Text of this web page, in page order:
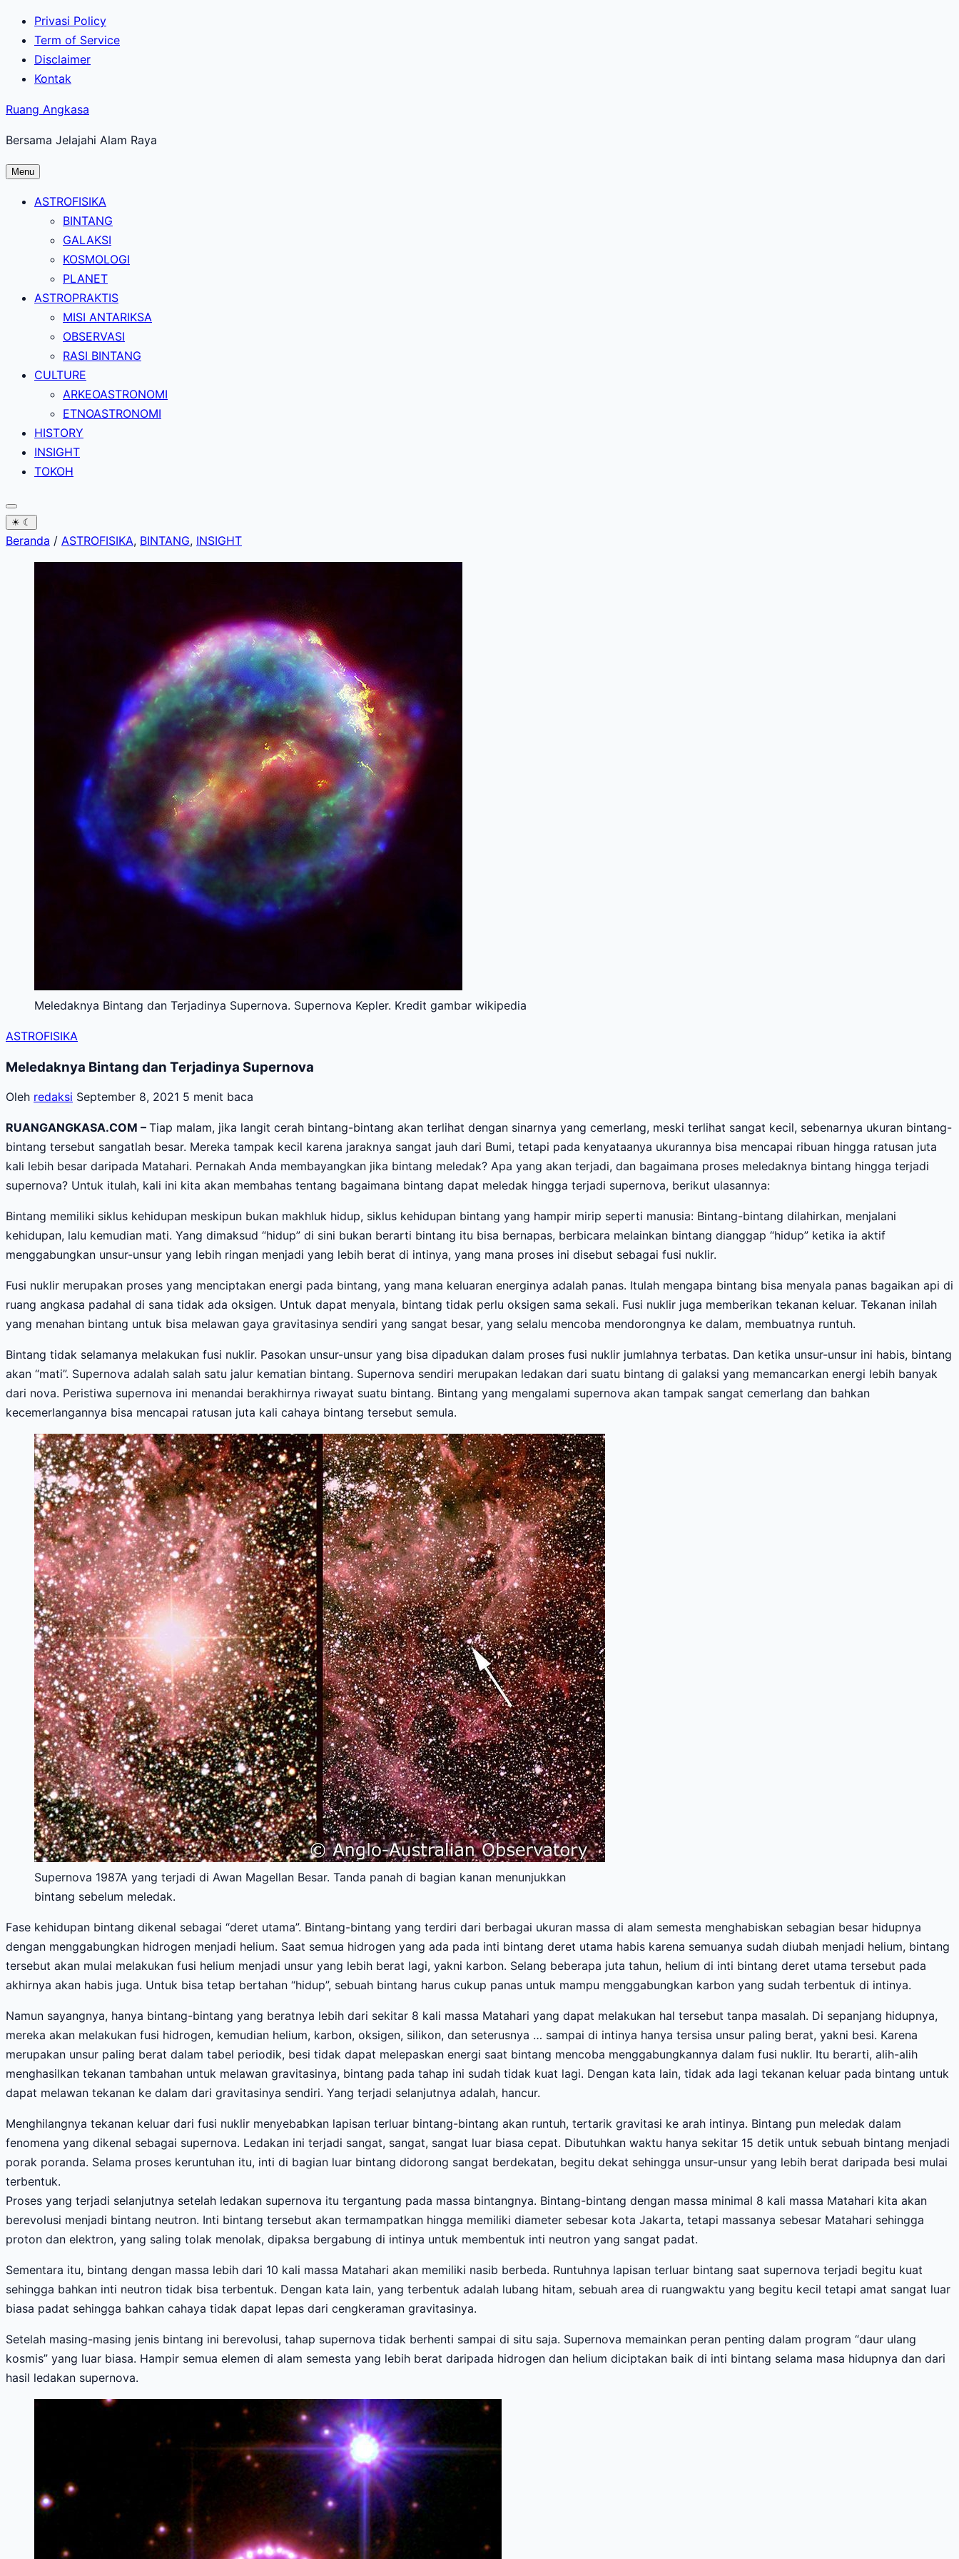
Lewati
konten
utama
Privasi Policy
Term of Service
Disclaimer
Kontak
Ruang Angkasa
Bersama Jelajahi Alam Raya
Menu
ASTROFISIKA
BINTANG
GALAKSI
KOSMOLOGI
PLANET
ASTROPRAKTIS
MISI ANTARIKSA
OBSERVASI
RASI BINTANG
CULTURE
ARKEOASTRONOMI
ETNOASTRONOMI
HISTORY
INSIGHT
TOKOH
☀ ☾
Beranda / ASTROFISIKA, BINTANG, INSIGHT
Meledaknya Bintang dan Terjadinya Supernova. Supernova Kepler. Kredit gambar wikipedia
ASTROFISIKA
Meledaknya Bintang dan Terjadinya Supernova
Oleh redaksi September 8, 2021 5 menit baca
RUANGANGKASA.COM – Tiap malam, jika langit cerah bintang-bintang akan terlihat dengan sinarnya yang cemerlang, meski terlihat sangat kecil, sebenarnya ukuran bintang-
bintang tersebut sangatlah besar. Mereka tampak kecil karena jaraknya sangat jauh dari Bumi, tetapi pada kenyataanya ukurannya bisa mencapai ribuan hingga ratusan juta
kali lebih besar daripada Matahari. Pernakah Anda membayangkan jika bintang meledak? Apa yang akan terjadi, dan bagaimana proses meledaknya bintang hingga terjadi
supernova? Untuk itulah, kali ini kita akan membahas tentang bagaimana bintang dapat meledak hingga terjadi supernova, berikut ulasannya:
Bintang memiliki siklus kehidupan meskipun bukan makhluk hidup, siklus kehidupan bintang yang hampir mirip seperti manusia: Bintang-bintang dilahirkan, menjalani
kehidupan, lalu kemudian mati. Yang dimaksud “hidup” di sini bukan berarti bintang itu bisa bernapas, berbicara melainkan bintang dianggap “hidup” ketika ia aktif
menggabungkan unsur-unsur yang lebih ringan menjadi yang lebih berat di intinya, yang mana proses ini disebut sebagai fusi nuklir.
Fusi nuklir merupakan proses yang menciptakan energi pada bintang, yang mana keluaran energinya adalah panas. Itulah mengapa bintang bisa menyala panas bagaikan api di
ruang angkasa padahal di sana tidak ada oksigen. Untuk dapat menyala, bintang tidak perlu oksigen sama sekali. Fusi nuklir juga memberikan tekanan keluar. Tekanan inilah
yang menahan bintang untuk bisa melawan gaya gravitasinya sendiri yang sangat besar, yang selalu mencoba mendorongnya ke dalam, membuatnya runtuh.
Bintang tidak selamanya melakukan fusi nuklir. Pasokan unsur-unsur yang bisa dipadukan dalam proses fusi nuklir jumlahnya terbatas. Dan ketika unsur-unsur ini habis, bintang
akan “mati”. Supernova adalah salah satu jalur kematian bintang. Supernova sendiri merupakan ledakan dari suatu bintang di galaksi yang memancarkan energi lebih banyak
dari nova. Peristiwa supernova ini menandai berakhirnya riwayat suatu bintang. Bintang yang mengalami supernova akan tampak sangat cemerlang dan bahkan
kecemerlangannya bisa mencapai ratusan juta kali cahaya bintang tersebut semula.
Supernova 1987A yang terjadi di Awan Magellan Besar. Tanda panah di bagian kanan menunjukkan
bintang sebelum meledak.
Fase kehidupan bintang dikenal sebagai “deret utama”. Bintang-bintang yang terdiri dari berbagai ukuran massa di alam semesta menghabiskan sebagian besar hidupnya
dengan menggabungkan hidrogen menjadi helium. Saat semua hidrogen yang ada pada inti bintang deret utama habis karena semuanya sudah diubah menjadi helium, bintang
tersebut akan mulai melakukan fusi helium menjadi unsur yang lebih berat lagi, yakni karbon. Selang beberapa juta tahun, helium di inti bintang deret utama tersebut pada
akhirnya akan habis juga. Untuk bisa tetap bertahan “hidup”, sebuah bintang harus cukup panas untuk mampu menggabungkan karbon yang sudah terbentuk di intinya.
Namun sayangnya, hanya bintang-bintang yang beratnya lebih dari sekitar 8 kali massa Matahari yang dapat melakukan hal tersebut tanpa masalah. Di sepanjang hidupnya,
mereka akan melakukan fusi hidrogen, kemudian helium, karbon, oksigen, silikon, dan seterusnya … sampai di intinya hanya tersisa unsur paling berat, yakni besi. Karena
merupakan unsur paling berat dalam tabel periodik, besi tidak dapat melepaskan energi saat bintang mencoba menggabungkannya dalam fusi nuklir. Itu berarti, alih-alih
menghasilkan tekanan tambahan untuk melawan gravitasinya, bintang pada tahap ini sudah tidak kuat lagi. Dengan kata lain, tidak ada lagi tekanan keluar pada bintang untuk
dapat melawan tekanan ke dalam dari gravitasinya sendiri. Yang terjadi selanjutnya adalah, hancur.
Menghilangnya tekanan keluar dari fusi nuklir menyebabkan lapisan terluar bintang-bintang akan runtuh, tertarik gravitasi ke arah intinya. Bintang pun meledak dalam
fenomena yang dikenal sebagai supernova. Ledakan ini terjadi sangat, sangat, sangat luar biasa cepat. Dibutuhkan waktu hanya sekitar 15 detik untuk sebuah bintang menjadi
porak poranda. Selama proses keruntuhan itu, inti di bagian luar bintang didorong sangat berdekatan, begitu dekat sehingga unsur-unsur yang lebih berat daripada besi mulai
terbentuk.
Proses yang terjadi selanjutnya setelah ledakan supernova itu tergantung pada massa bintangnya. Bintang-bintang dengan massa minimal 8 kali massa Matahari kita akan
berevolusi menjadi bintang neutron. Inti bintang tersebut akan termampatkan hingga memiliki diameter sebesar kota Jakarta, tetapi massanya sebesar Matahari sehingga
proton dan elektron, yang saling tolak menolak, dipaksa bergabung di intinya untuk membentuk inti neutron yang sangat padat.
Sementara itu, bintang dengan massa lebih dari 10 kali massa Matahari akan memiliki nasib berbeda. Runtuhnya lapisan terluar bintang saat supernova terjadi begitu kuat
sehingga bahkan inti neutron tidak bisa terbentuk. Dengan kata lain, yang terbentuk adalah lubang hitam, sebuah area di ruangwaktu yang begitu kecil tetapi amat sangat luar
biasa padat sehingga bahkan cahaya tidak dapat lepas dari cengkeraman gravitasinya.
Setelah masing-masing jenis bintang ini berevolusi, tahap supernova tidak berhenti sampai di situ saja. Supernova memainkan peran penting dalam program “daur ulang
kosmis” yang luar biasa. Hampir semua elemen di alam semesta yang lebih berat daripada hidrogen dan helium diciptakan baik di inti bintang selama masa hidupnya dan dari
hasil ledakan supernova.